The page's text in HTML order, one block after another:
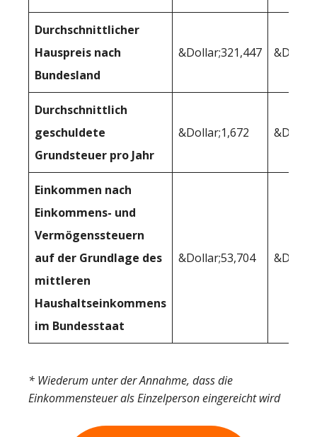
Durchschnittlicher
Hauspreis nach
Bundesland
&Dollar;321,447
Durchschnittlich
geschuldete
Grundsteuer pro Jahr
&Dollar;1,672
Einkommen nach
Einkommens- und
Vermögenssteuern
auf der Grundlage des
mittleren
Haushaltseinkommens
im Bundesstaat
&Dollar;53,704
* Wiederum unter der Annahme, dass die
Einkommensteuer als Einzelperson eingereicht wird